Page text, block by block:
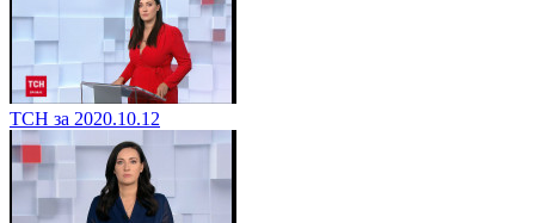
ТСН за 2020.10.12